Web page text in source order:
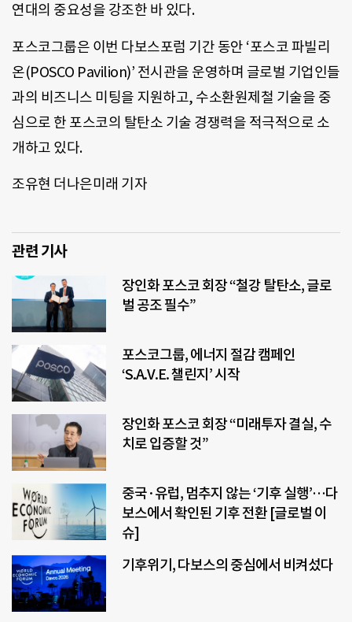
연대의 중요성을 강조한 바 있다.
포스코그룹은 이번 다보스포럼 기간 동안 ‘포스코 파빌리
온(POSCO Pavilion)’ 전시관을 운영하며 글로벌 기업인들
과의 비즈니스 미팅을 지원하고, 수소환원제철 기술을 중
심으로 한 포스코의 탈탄소 기술 경쟁력을 적극적으로 소
개하고 있다.
조유현 더나은미래 기자
관련 기사
장인화 포스코 회장 “철강 탈탄소, 글로
벌 공조 필수”
포스코그룹, 에너지 절감 캠페인
‘S.A.V.E. 챌린지’ 시작
장인화 포스코 회장 “미래투자 결실, 수
치로 입증할 것”
중국·유럽, 멈추지 않는 ‘기후 실행’…다
보스에서 확인된 기후 전환 [글로벌 이
슈]
기후위기, 다보스의 중심에서 비켜섰다